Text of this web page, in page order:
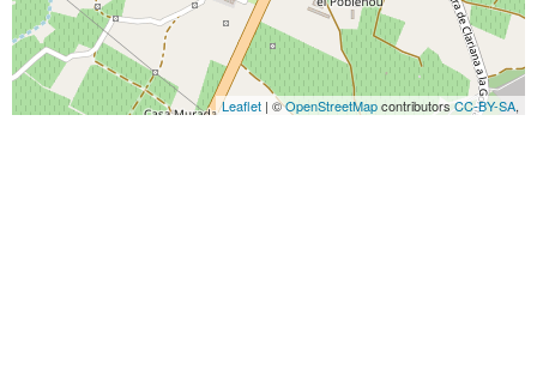
Leaflet | ©OpenStreetMapcontributorsCC-BY-SA,